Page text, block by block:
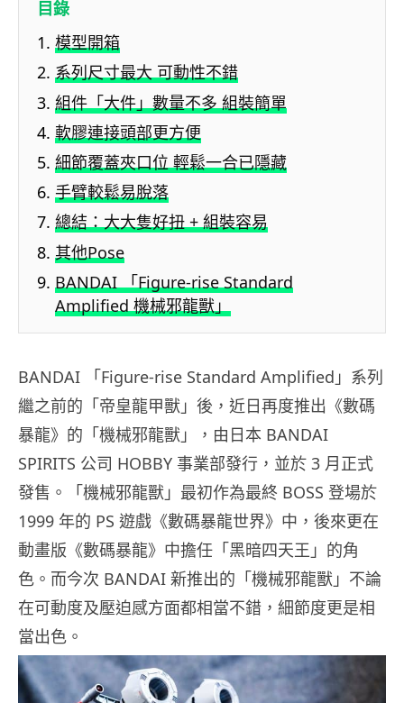
目錄
模型開箱
系列尺寸最大 可動性不錯
組件「大件」數量不多 組裝簡單
軟膠連接頭部更方便
細節覆蓋夾口位 輕鬆一合已隱藏
手臂較鬆易脫落
總結：大大隻好扭 + 組裝容易
其他Pose
BANDAI 「Figure-rise Standard
Amplified 機械邪龍獸」
BANDAI 「Figure-rise Standard Amplified」系列
繼之前的「帝皇龍甲獸」後，近日再度推出《數碼
暴龍》的「機械邪龍獸」，由日本 BANDAI
SPIRITS 公司 HOBBY 事業部發行，並於 3 月正式
發售。「機械邪龍獸」最初作為最終 BOSS 登場於
1999 年的 PS 遊戲《數碼暴龍世界》中，後來更在
動畫版《數碼暴龍》中擔任「黑暗四天王」的角
色。而今次 BANDAI 新推出的「機械邪龍獸」不論
在可動度及壓迫感方面都相當不錯，細節度更是相
當出色。